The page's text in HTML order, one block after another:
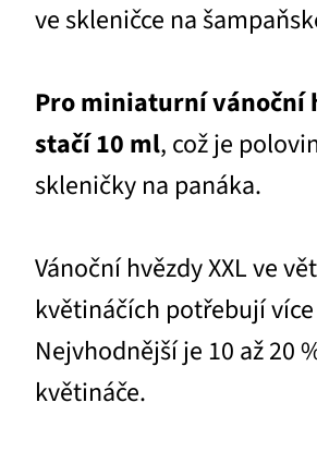
ve skleničce na
Pro miniaturní vánoční
stačí 10 ml, což je
skleničky na panáka.
Vánoční hvězdy XXL ve
květináčích potřebují
Nejvhodnější je 10 až 20
květináče.